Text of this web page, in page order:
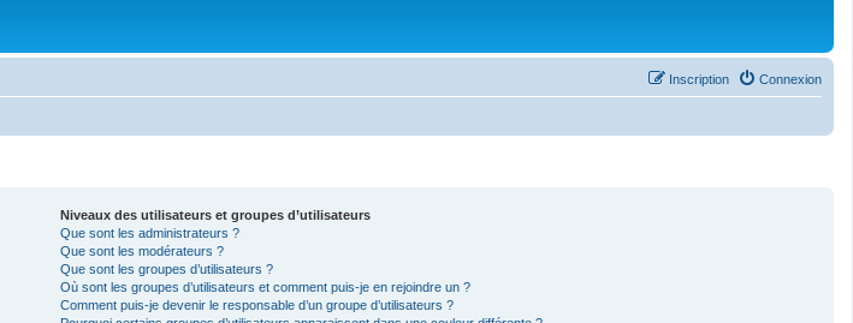
Connexion
Inscription
Niveaux des utilisateurs et groupes d’utilisateurs
Que sont les administrateurs ?
Que sont les modérateurs ?
Que sont les groupes d’utilisateurs ?
Où sont les groupes d’utilisateurs et comment puis-je en rejoindre un ?
Comment puis-je devenir le responsable d’un groupe d’utilisateurs ?